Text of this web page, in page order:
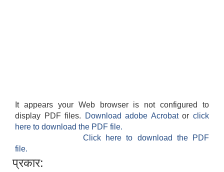
It appears your Web browser is not configured to
display PDF files.
Download adobe Acrobatorclick
here to download the PDF file.
Click here to download the PDF
file.
प्रकार: